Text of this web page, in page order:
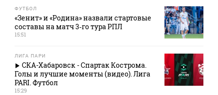
ФУТБОЛ
«Зенит» и «Родина» назвали стартовые
составы на матч 3‑го тура РПЛ
15:51
ЛИГА ПАРИ
СКА-Хабаровск - Спартак Кострома.
Голы и лучшие моменты (видео). Лига
PARI. Футбол
15:29